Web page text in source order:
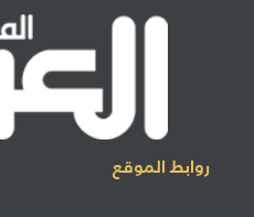
روابط الموقع